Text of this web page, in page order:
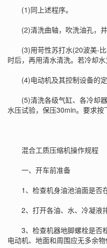
(1)同上述程序。
(2)清洗曲轴，吹洗油孔，并
(3)用苛性苏打水(20波美-比
时后，再用清水清洗。若冷却水
(4)电动机及其控制设备的定
(5)清洗各级气缸、各冷却器
水压试验，保压30min。要求按
混合工质压缩机操作规程
一、开车前准备
1、检查机身油池油面是否在
2、打开各油、水、冷凝液排
3、检查机器地脚螺栓是否松
电动机、地面和周围应无多余物